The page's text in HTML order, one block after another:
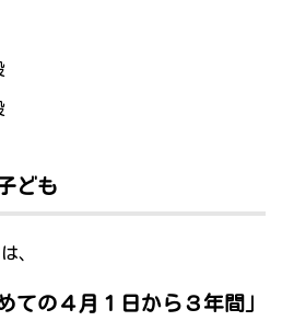
ども
、
ての４月１日から３年間」